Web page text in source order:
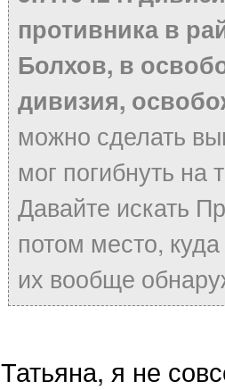
противника в
Болхов, в
дивизия,
можно сделать
мог погибнуть на
Давайте искать
потом место,
их вообще
Татьяна, я не